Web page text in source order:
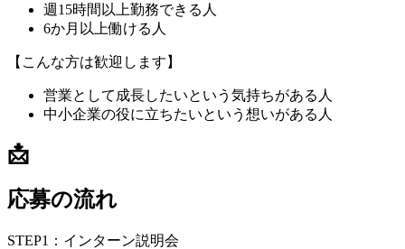
週15時間以上勤務できる人
6か月以上働ける人
【こんな方は歓迎します】
営業として成長したいという気持ちがある人
中小企業の役に立ちたいという想いがある人
📩
応募の流れ
STEP1：インターン説明会